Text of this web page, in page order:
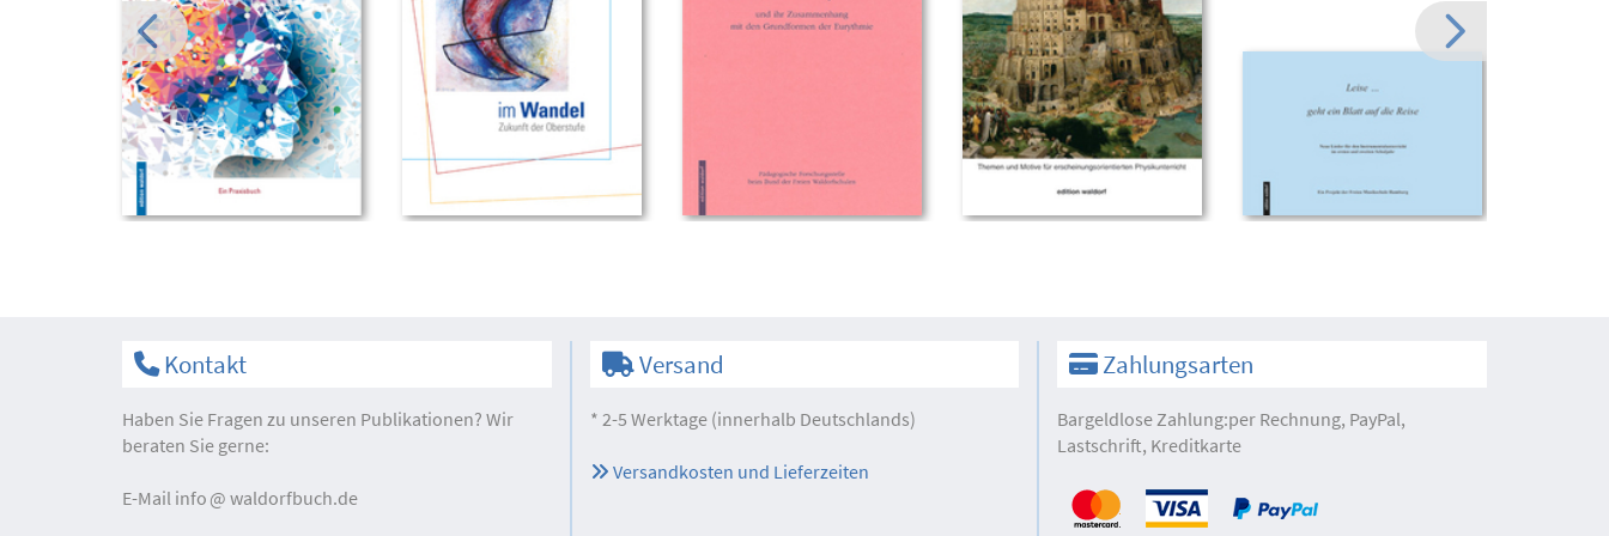
Kontakt
Haben Sie Fragen zu unseren Publikationen? Wir
beraten Sie gerne:
E-Mail info waldorfbuch.de
Versand
* 2-5 Werktage (innerhalb Deutschlands)
Versandkosten und Lieferzeiten
Zahlungsarten
Bargeldlose Zahlung:per Rechnung, PayPal,
Lastschrift, Kreditkarte